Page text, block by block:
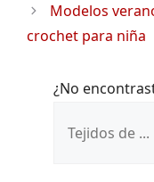
Modelos
crochet para niña
¿No